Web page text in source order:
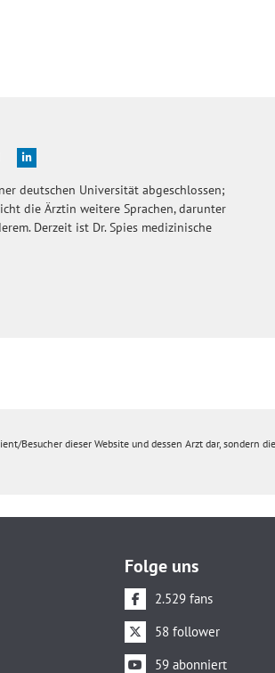
deutschen Universität abgeschlossen;
die Ärztin weitere Sprachen, darunter
Derzeit ist Dr. Spies medizinische
Besucher dieser Website und dessen Arzt dar, sondern
Folge uns
2.529 fans
58 follower
59 abonniert